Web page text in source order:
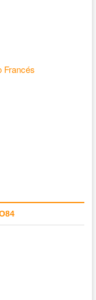
Francés